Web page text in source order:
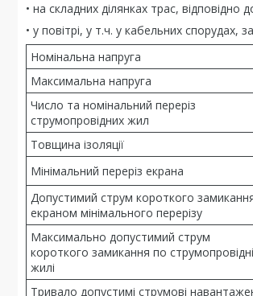
• на складних ділянках трас, відповідно
• у повітрі, у т.ч. у кабельних
Номінальна напруга
Максимальна напруга
Число та номінальний переріз
струмопровідних жил
Товщина ізоляції
Мінімальний переріз екрана
Допустимий струм короткого
екраном мінімального перерізу
Максимально допустимий струм
короткого замикання по
жилі
Тривало допустимі струмові